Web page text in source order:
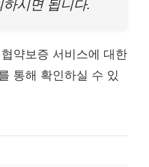
시면 됩니다.
약보증 서비스에 대한
통해 확인하실 수 있